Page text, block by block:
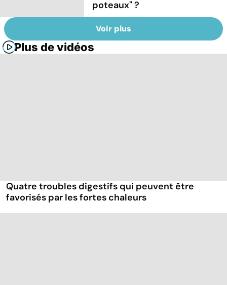
poteaux" ?
Voir plus
Plus de vidéos
Quatre troubles digestifs qui peuvent être
favorisés par les fortes chaleurs